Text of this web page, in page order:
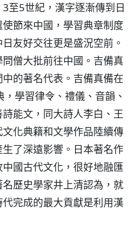
至5世紀，漢字逐漸傳到日
節來中國，學習典章制度
友好交往更是盛況空前。
僧大批前往中國。吉備真
的著名代表。吉備真備在
學習律令、禮儀、音韻、
能文，同大詩人李白、王
化典籍和文學作品陸續傳
了深遠影響。日本著名作
國古代文化，很好地融匯
歷史學家井上清認為，就
完成的最大貢獻是利用漢